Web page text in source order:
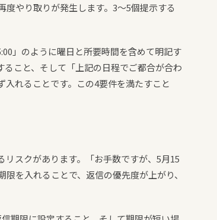
やり取りが発生します。3〜5個提示する
」のように曜日と所要時間を含めて明記す
こと、そして「上記の日程でご都合が合わ
れることです。この4要件を満たすこと
スクがあります。「お手数ですが、5月15
を入れることで、返信の優先度が上がり、